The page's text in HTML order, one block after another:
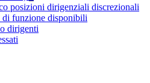
posizioni dirigenziali discrezionali
di funzione disponibili
dirigenti